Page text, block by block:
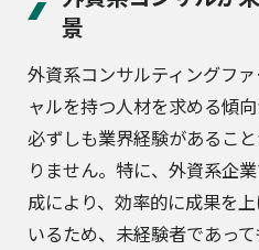
景
外資系コンサルティングフ
ャルを持つ人材を求める傾
必ずしも業界経験があるこ
りません。特に、外資系企
成により、効率的に成果を
いるため、未経験者であっ